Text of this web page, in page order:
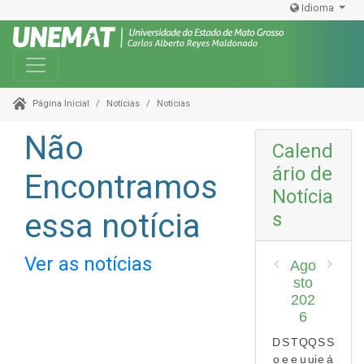
Idioma
Toggle navigation
Página Inicial Notícias Notícias
Não
Encontramos
essa notícia
Ver as notícias
Calend
ário de
Notícia
s
Ago
sto
202
6
D
o
S
e
T
e
Q
u
Q
ui
S
e
S
á